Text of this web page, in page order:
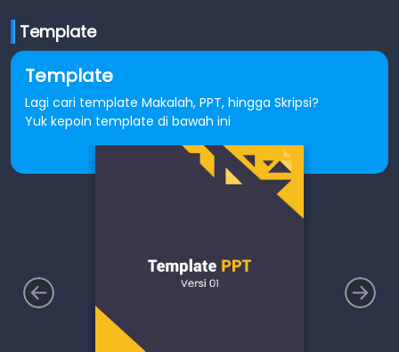
Template
Template
Lagi cari template Makalah, PPT, hingga Skripsi?
Yuk kepoin template di bawah ini